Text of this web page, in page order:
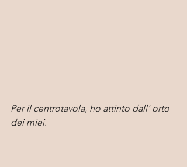
Per il centrotavola, ho attinto dall' orto
dei miei.